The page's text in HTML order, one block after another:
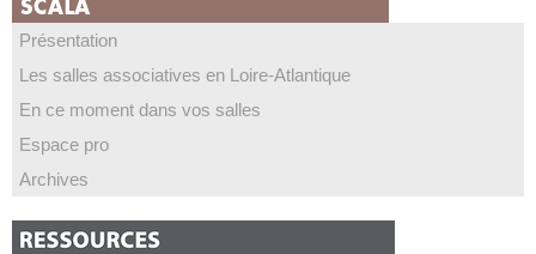
Présentation
Les salles associatives en Loire-Atlantique
En ce moment dans vos salles
Espace pro
Archives